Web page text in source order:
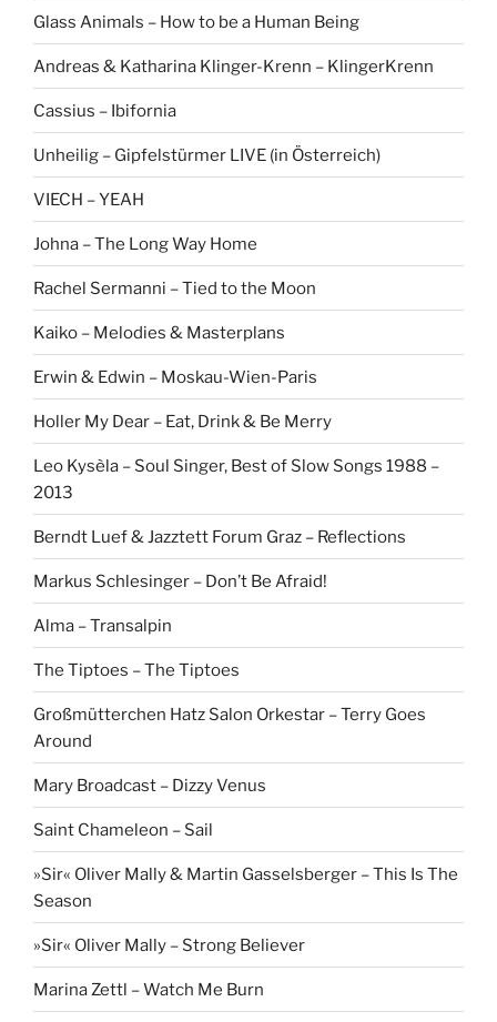
Glass Animals – How to be a Human Being
Andreas & Katharina Klinger-Krenn – KlingerKrenn
Cassius – Ibifornia
Unheilig – Gipfelstürmer LIVE (in Österreich)
VIECH – YEAH
Johna – The Long Way Home
Rachel Sermanni – Tied to the Moon
Kaiko – Melodies & Masterplans
Erwin & Edwin – Moskau-Wien-Paris
Holler My Dear – Eat, Drink & Be Merry
Leo Kysèla – Soul Singer, Best of Slow Songs 1988 –
2013
Berndt Luef & Jazztett Forum Graz – Reflections
Markus Schlesinger – Don’t Be Afraid!
Alma – Transalpin
The Tiptoes – The Tiptoes
Großmütterchen Hatz Salon Orkestar – Terry Goes
Around
Mary Broadcast – Dizzy Venus
Saint Chameleon – Sail
»Sir« Oliver Mally & Martin Gasselsberger – This Is The
Season
»Sir« Oliver Mally – Strong Believer
Marina Zettl – Watch Me Burn